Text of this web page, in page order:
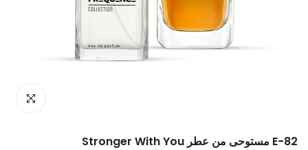
انقر للتكبير
E-82 مستوحى من عطر Stronger With You